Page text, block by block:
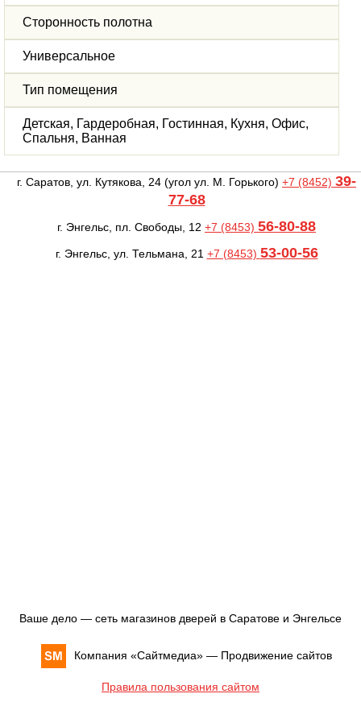
Сторонность полотна
Универсальное
Тип помещения
Детская, Гардеробная, Гостинная, Кухня, Офис,
Спальня, Ванная
г. Саратов, ул. Кутякова, 24 (угол ул. М. Горького) +7 (8452) 39-
77-68
г. Энгельс, пл. Свободы, 12 +7 (8453) 56-80-88
г. Энгельс, ул. Тельмана, 21 +7 (8453) 53-00-56
Ваше дело — сеть магазинов дверей в Саратове и Энгельсе
Компания «Сайтмедиа» — Продвижение сайтов
Правила пользования сайтом